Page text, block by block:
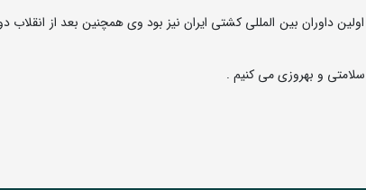
داوران بین المللی کشتی ایران نیز بود وی همچنین بعد از انقلاب
و بهروزی می کنیم .